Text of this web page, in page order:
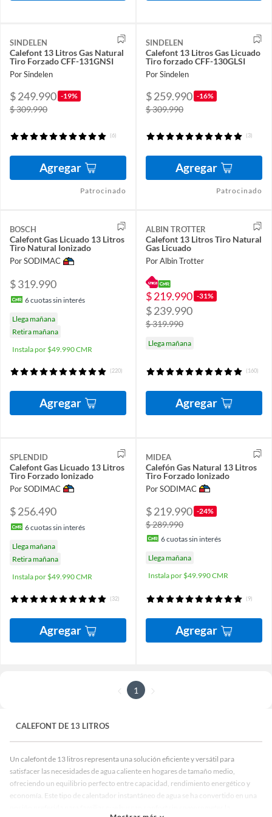
SINDELEN
Calefont 13 Litros Gas Natural
Tiro Forzado CFF-131GNSI
Por Sindelen
$ 249.990 -19%
$ 309.990
(6)
Agregar
Patrocinado
SINDELEN
Calefont 13 Litros Gas Licuado
Tiro forzado CFF-130GLSI
Por Sindelen
$ 259.990 -16%
$ 309.990
(3)
Agregar
Patrocinado
BOSCH
Calefont Gas Licuado 13 Litros
Tiro Natural Ionizado
Por SODIMAC
$ 319.990
6cuotas sin interés
Llega mañana
Retira mañana
Instala por $49.990 CMR
(220)
Agregar
ALBIN TROTTER
Calefont 13 Litros Tiro Natural
Gas Licuado
Por Albin Trotter
$ 219.990 -31%
$ 239.990
$ 319.990
Llega mañana
(160)
Agregar
SPLENDID
Calefont Gas Licuado 13 Litros
Tiro Forzado Ionizado
Por SODIMAC
$ 256.490
6cuotas sin interés
Llega mañana
Retira mañana
Instala por $49.990 CMR
(32)
Agregar
MIDEA
Calefón Gas Natural 13 Litros
Tiro Forzado Ionizado
Por SODIMAC
$ 219.990 -24%
$ 289.990
6cuotas sin interés
Llega mañana
Instala por $49.990 CMR
(9)
Agregar
1
CALEFONT DE 13 LITROS
Un calefont de 13 litros representa una solución eficiente y versátil para
satisfacer las necesidades de agua caliente en hogares de tamaño medio,
ofreciendo un equilibrio perfecto entre capacidad, rendimiento energético y
economía. Este tipo de calentador instantáneo de agua se ha convertido en una